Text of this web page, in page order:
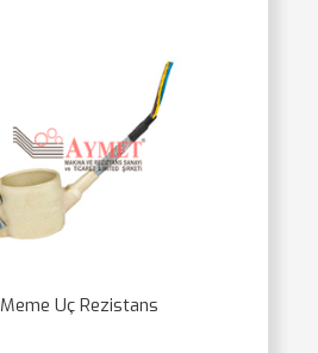
Meme Uç Rezistans